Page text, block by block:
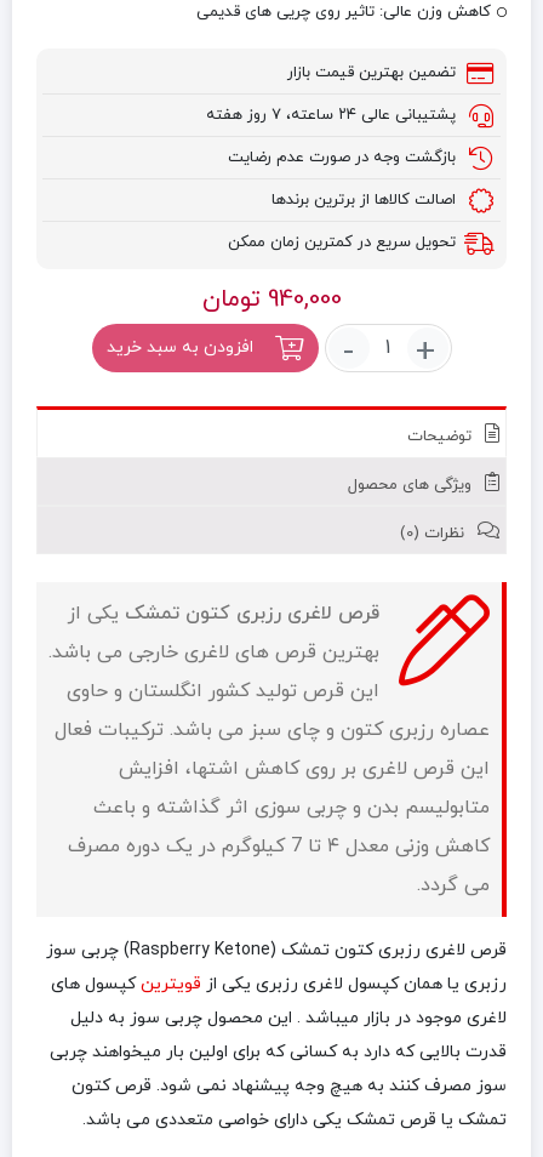
کاهش وزن عالی: تاثیر روی چریی های قدیمی
تضمین بهترین قیمت بازار
پشتیبانی عالی ۲۴ ساعته، ۷ روز هفته
بازگشت وجه در صورت عدم رضایت
اصالت کالاها از برترین برندها
تحویل سریع در کمترین زمان ممکن
940,000 تومان
+
قرص
کتون
Ketone)
- افزودن به سبد خرید
توضیحات
ویژگی های محصول
نظرات (0)
قرص لاغری رزبری کتون تمشک یکی از
بهترین قرص های لاغری خارجی می باشد.
این قرص تولید کشور انگلستان و حاوی
عصاره رزبری کتون و چای سبز می باشد. ترکیبات فعال
این قرص لاغری بر روی کاهش اشتها، افزایش
متابولیسم بدن و چربی سوزی اثر گذاشته و باعث
کاهش وزنی معدل ۴ تا 7 کیلوگرم در یک دوره مصرف
می گردد.
قرص لاغری رزبری کتون تمشک (Raspberry Ketone) چربی سوز
رزبری یا همان کپسول لاغری رزبری یکی از قویترینکپسول های
لاغری موجود در بازار میباشد . این محصول چربی سوز به دلیل
قدرت بالایی که دارد به کسانی که برای اولین بار میخواهند چربی
سوز مصرف کنند به هیچ وجه پیشنهاد نمی شود. قرص کتون
تمشک یا قرص تمشک یکی دارای خواصی متعددی می باشد.